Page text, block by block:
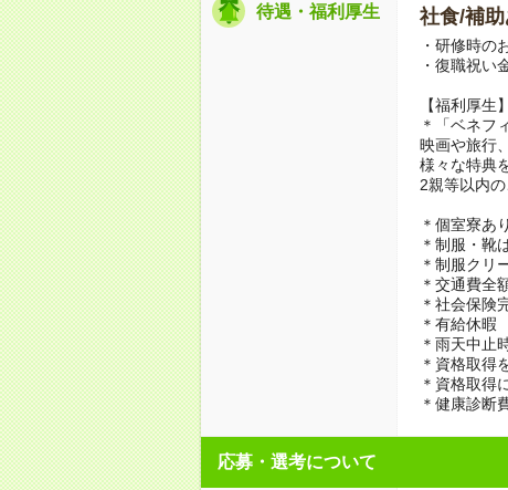
待遇・福利厚生 社食/補助
・研修時の
・復職祝い
【福利厚生】
＊「ベネフ
映画や旅行
様々な特典
2親等以内
＊個室寮あ
＊制服・靴
＊制服クリ
＊交通費全
＊社会保険
＊有給休暇
＊雨天中止
＊資格取得
＊資格取得
＊健康診断
応募・選考について